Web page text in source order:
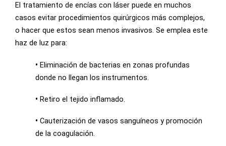
El tratamiento de encías con láser puede en muchos
casos evitar procedimientos quirúrgicos más complejos,
o hacer que estos sean menos invasivos. Se emplea este
haz de luz para:
• Eliminación de bacterias en zonas profundas
donde no llegan los instrumentos.
• Retiro el tejido inflamado.
• Cauterización de vasos sanguíneos y promoción
de la coagulación.